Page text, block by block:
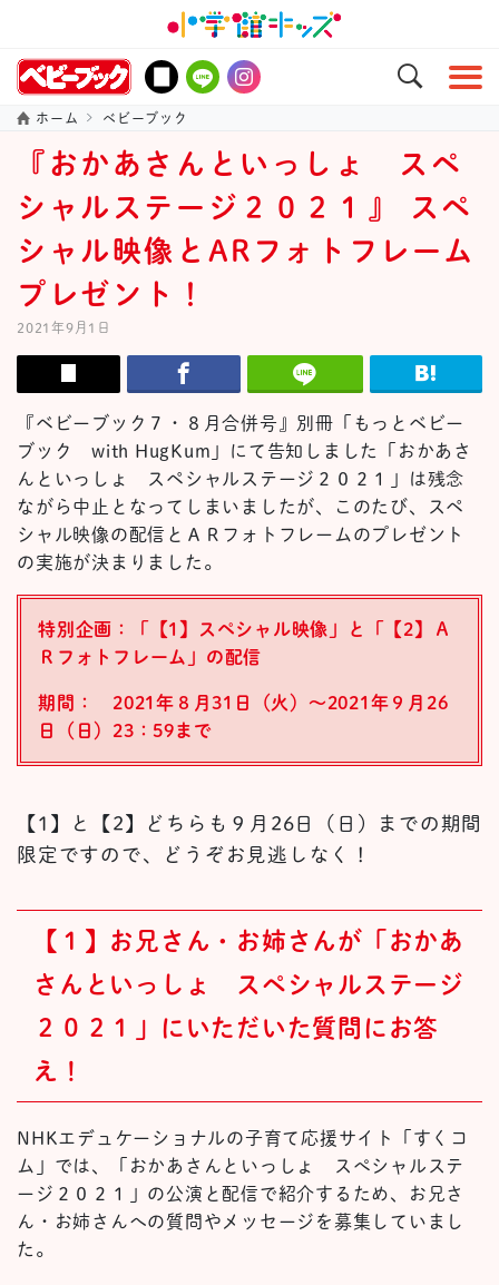
ホーム ベビーブック
『おかあさんといっしょ スペ
シャルステージ２０２１』 スペ
シャル映像とARフォトフレーム
プレゼント！
2021年9月1日
『ベビーブック７・８月合併号』別冊「もっとベビー
ブック with HugKum」にて告知しました「おかあさ
んといっしょ スペシャルステージ２０２１」は残念
ながら中止となってしまいましたが、このたび、スペ
シャル映像の配信とＡＲフォトフレームのプレゼント
の実施が決まりました。
特別企画：「【1】スペシャル映像」と「【2】Ａ
Ｒフォトフレーム」の配信
期間： 2021年８月31日（火）～2021年９月26
日（日）23：59まで
【1】と【2】どちらも９月26日（日）までの期間
限定ですので、どうぞお見逃しなく！
【１】 お兄さん・お姉さんが「
おかあ
さんといっしょ スペシャルステージ
２０２１
」 にいただいた質問にお答
え
！
NHKエデュケーショナルの子育て応援サイト「すくコ
ム」では、
「おかあさんといっしょ スぺシャ ル ステ
ージ２０２１」 の公演と 配信で紹介するため、
お兄さ
ん・ お姉さんへの質問やメッセージを募集していまし
た。